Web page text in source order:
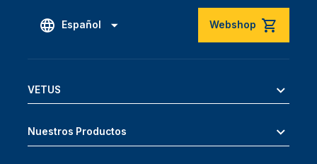
Español Webshop
VETUS
Nuestros Productos